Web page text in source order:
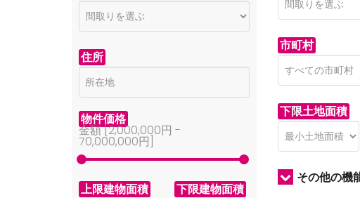
市町村
下限土地面積
その他の機
住所
物件価格
金額 [2,000,000円 -
70,000,000円
上限建物面積 下限建物面積